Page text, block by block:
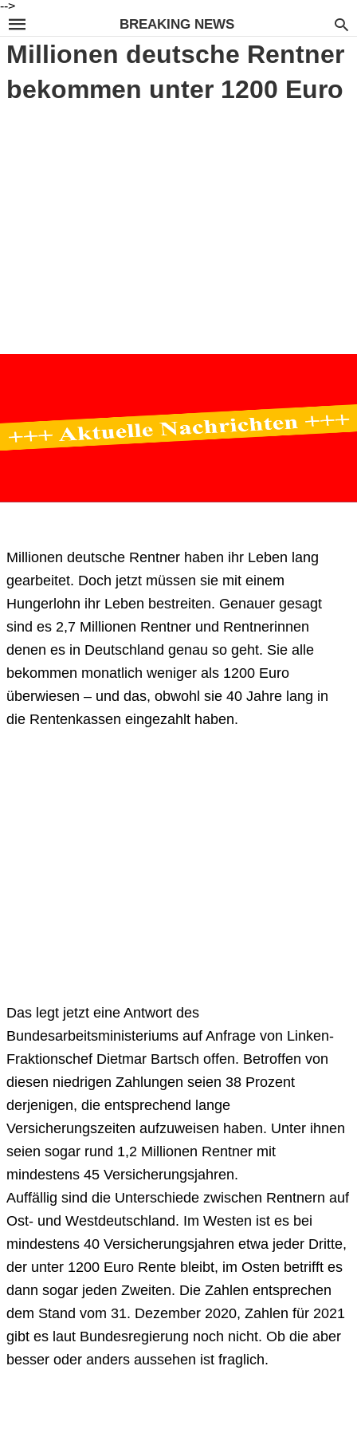
-->
BREAKING NEWS
Millionen deutsche Rentner
bekommen unter 1200 Euro
Millionen deutsche Rentner haben ihr Leben lang
gearbeitet. Doch jetzt müssen sie mit einem
Hungerlohn ihr Leben bestreiten. Genauer gesagt
sind es 2,7 Millionen Rentner und Rentnerinnen
denen es in Deutschland genau so geht. Sie alle
bekommen monatlich weniger als 1200 Euro
überwiesen – und das, obwohl sie 40 Jahre lang in
die Rentenkassen eingezahlt haben.
Das legt jetzt eine Antwort des
Bundesarbeitsministeriums auf Anfrage von Linken-
Fraktionschef Dietmar Bartsch offen. Betroffen von
diesen niedrigen Zahlungen seien 38 Prozent
derjenigen, die entsprechend lange
Versicherungszeiten aufzuweisen haben. Unter ihnen
seien sogar rund 1,2 Millionen Rentner mit
mindestens 45 Versicherungsjahren.
Auffällig sind die Unterschiede zwischen Rentnern auf
Ost- und Westdeutschland. Im Westen ist es bei
mindestens 40 Versicherungsjahren etwa jeder Dritte,
der unter 1200 Euro Rente bleibt, im Osten betrifft es
dann sogar jeden Zweiten. Die Zahlen entsprechen
dem Stand vom 31. Dezember 2020, Zahlen für 2021
gibt es laut Bundesregierung noch nicht. Ob die aber
besser oder anders aussehen ist fraglich.